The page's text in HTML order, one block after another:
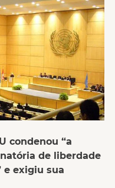
condenou “a
de liberdade
e exigiu sua